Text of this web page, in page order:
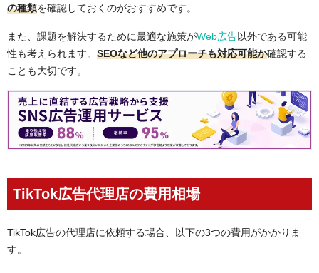
の種類を確認しておくのがおすすめです。
また、課題を解決するために最適な施策がWeb広告以外である可能
性も考えられます。 SEOなど他のアプローチも対応可能か確認する
ことも大切です。
TikTok広告代理店の費用相場
TikTok広告の代理店に依頼する場合、以下の3つの費用がかかりま
す。